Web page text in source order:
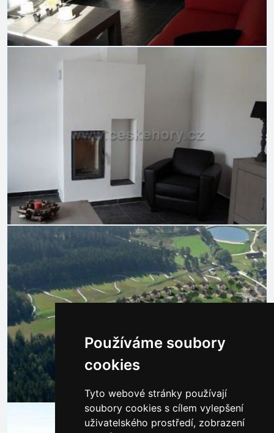
Používáme soubory
cookies
Tyto webové stránky používají
soubory cookies s cílem vylepšení
uživatelského prostředí, zobrazení